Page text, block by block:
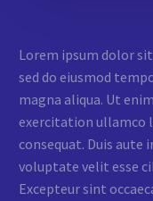
Lorem ipsum dolor
sed do eiusmod
magna aliqua. Ut
exercitation ullamco
consequat. Duis
voluptate velit esse
Excepteur sint